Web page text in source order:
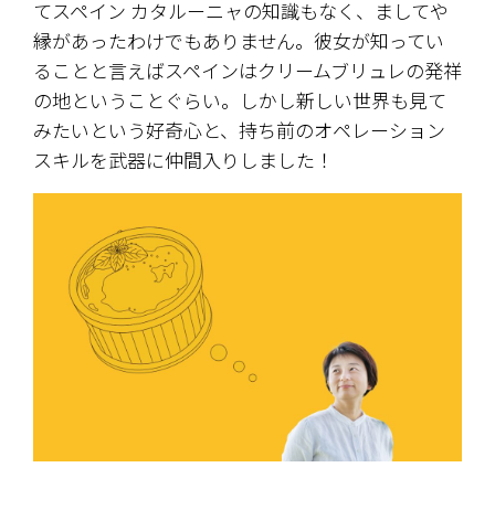
てスペイン カタルーニャの知識もなく、ましてや
縁があったわけでもありません。彼女が知ってい
ることと言えばスペインはクリームブリュレの発祥
の地ということぐらい。しかし新しい世界も見て
みたいという好奇心と、持ち前のオペレーション
スキルを武器に仲間入りしました！